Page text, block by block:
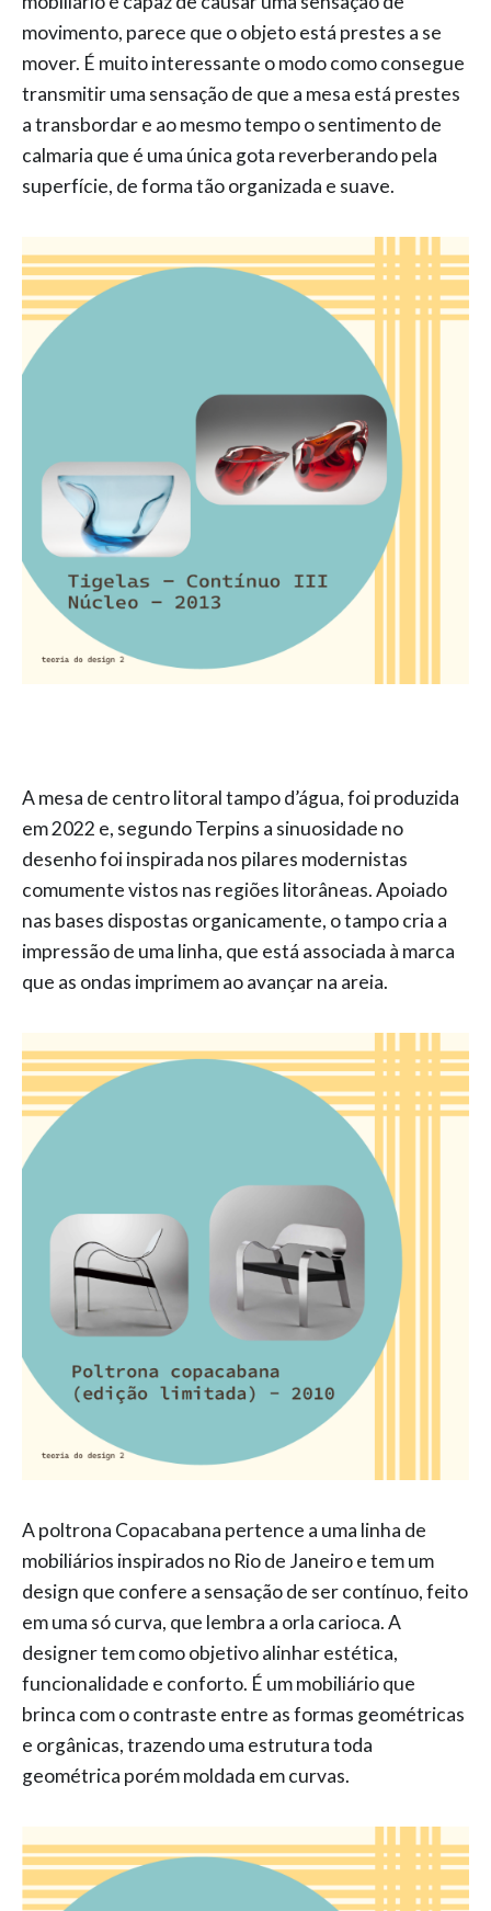
movimento, parece que o objeto está prestes a se
mover. É muito interessante o modo como consegue
transmitir uma sensação de que a mesa está prestes
a transbordar e ao mesmo tempo o sentimento de
calmaria que é uma única gota reverberando pela
superfície, de forma tão organizada e suave.
A mesa de centro litoral tampo d’água, foi produzida
em 2022 e, segundo Terpins a sinuosidade no
desenho foi inspirada nos pilares modernistas
comumente vistos nas regiões litorâneas. Apoiado
nas bases dispostas organicamente, o tampo cria a
impressão de uma linha, que está associada à marca
que as ondas imprimem ao avançar na areia.
A poltrona Copacabana pertence a uma linha de
mobiliários inspirados no Rio de Janeiro e tem um
design que confere a sensação de ser contínuo, feito
em uma só curva, que lembra a orla carioca. A
designer tem como objetivo alinhar estética,
funcionalidade e conforto. É um mobiliário que
brinca com o contraste entre as formas geométricas
e orgânicas, trazendo uma estrutura toda
geométrica porém moldada em curvas.